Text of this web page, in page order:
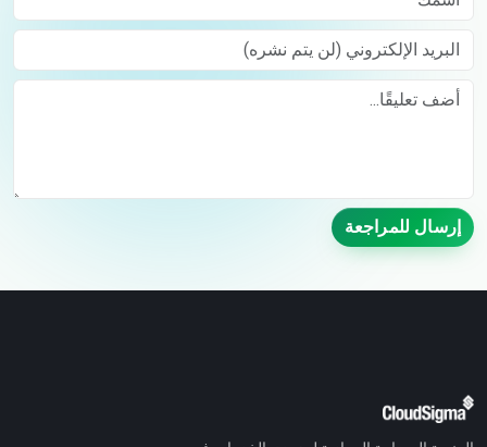
البريد الإلكتروني (لن يتم نشره)
إرسال للمراجعة